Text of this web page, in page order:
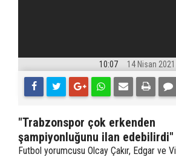
10:07 14 Nisan 2021
"Trabzonspor çok erkenden
şampiyonluğunu ilan edebilirdi"
Futbol yorumcusu Olcay Çakır, Edgar ve